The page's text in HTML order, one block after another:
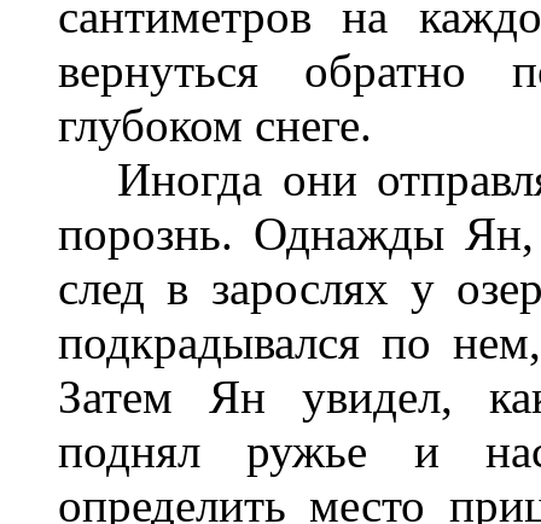
сантиметров на
вернуться обратно
глубоком снеге.
Иногда они
порознь. Однажды
след в зарослях у
подкрадывался по
Затем Ян увидел,
поднял ружье и
определить место